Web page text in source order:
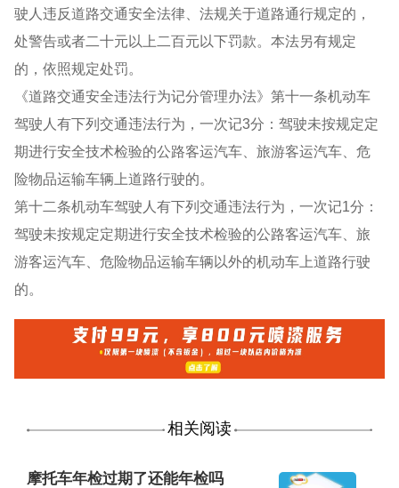
驶人违反道路交通安全法律、法规关于道路通行规定的，
处警告或者二十元以上二百元以下罚款。本法另有规定
的，依照规定处罚。
《道路交通安全违法行为记分管理办法》第十一条机动车
驾驶人有下列交通违法行为，一次记3分：驾驶未按规定定
期进行安全技术检验的公路客运汽车、旅游客运汽车、危
险物品运输车辆上道路行驶的。
第十二条机动车驾驶人有下列交通违法行为，一次记1分：
驾驶未按规定定期进行安全技术检验的公路客运汽车、旅
游客运汽车、危险物品运输车辆以外的机动车上道路行驶
的。
相关阅读
摩托车年检过期了还能年检吗